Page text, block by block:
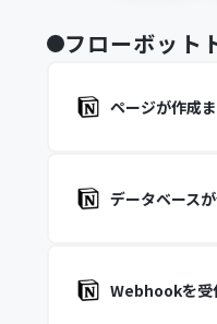
フローボット
ページが作成
データベース
Webhookを受